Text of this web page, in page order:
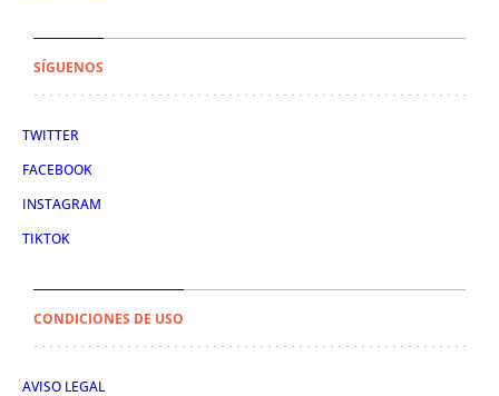
SÍGUENOS
TWITTER
FACEBOOK
INSTAGRAM
TIKTOK
CONDICIONES DE USO
AVISO LEGAL